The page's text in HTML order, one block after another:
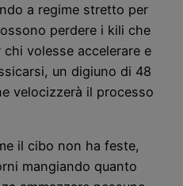
a regime stretto per
perdere i kili che
volesse accelerare e
un digiuno di 48
velocizzerà il processo
il cibo non ha feste,
mangiando quanto